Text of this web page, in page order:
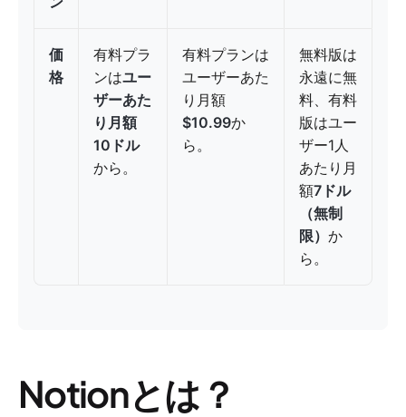
価
格
有料プラ
ンはユー
ザーあた
り月額
10ドル
から。
有料プランは
ユーザーあた
り月額
$10.99か
ら。
無料版は
永遠に無
料、有料
版はユー
ザー1人
あたり月
額7ドル
（無制
限） か
ら。
Notionとは？